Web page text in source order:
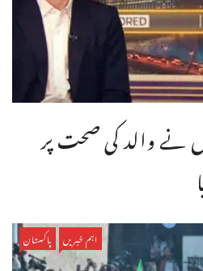
نے والد کی صحت پر
اہم خبریں پاکستان